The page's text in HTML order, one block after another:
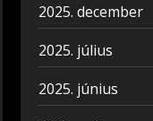
2025. december
2025. július
2025. június